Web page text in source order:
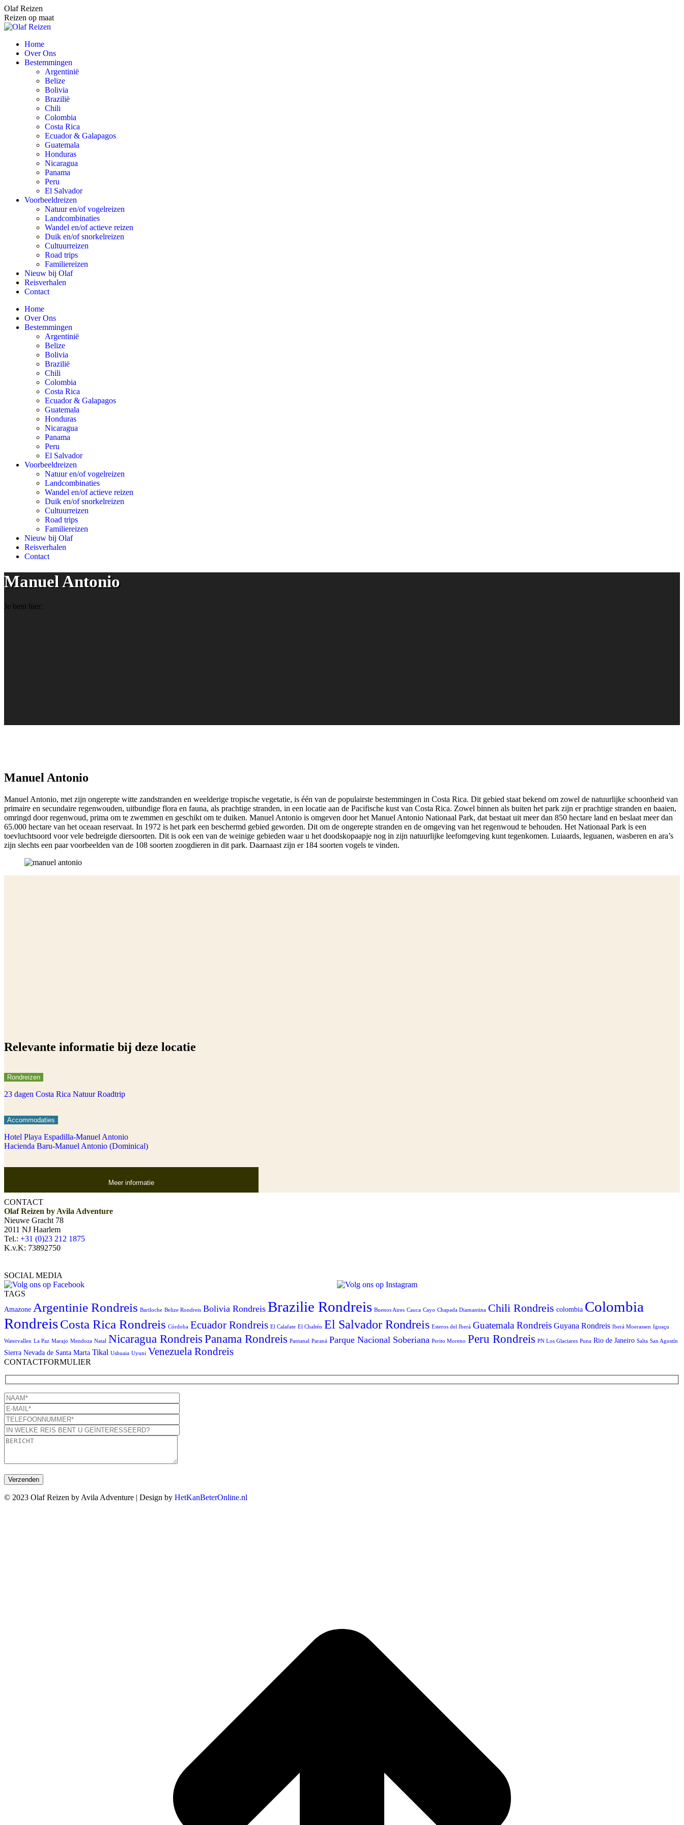
Spring
naar
content
Olaf Reizen
Reizen op maat
Home
Over Ons
Bestemmingen
Argentinië
Belize
Bolivia
Brazilië
Chili
Colombia
Costa Rica
Ecuador & Galapagos
Guatemala
Honduras
Nicaragua
Panama
Peru
El Salvador
Voorbeeldreizen
Natuur en/of vogelreizen
Landcombinaties
Wandel en/of actieve reizen
Duik en/of snorkelreizen
Cultuurreizen
Road trips
Familiereizen
Nieuw bij Olaf
Reisverhalen
Contact
Home
Over Ons
Bestemmingen
Argentinië
Belize
Bolivia
Brazilië
Chili
Colombia
Costa Rica
Ecuador & Galapagos
Guatemala
Honduras
Nicaragua
Panama
Peru
El Salvador
Voorbeeldreizen
Natuur en/of vogelreizen
Landcombinaties
Wandel en/of actieve reizen
Duik en/of snorkelreizen
Cultuurreizen
Road trips
Familiereizen
Nieuw bij Olaf
Reisverhalen
Contact
Manuel Antonio
Je bent hier:
Manuel Antonio
Manuel Antonio, met zijn ongerepte witte zandstranden en weelderige tropische vegetatie, is één van de populairste bestemmingen in Costa Rica. Dit gebied staat bekend om zowel de natuurlijke schoonheid van
primaire en secundaire regenwouden, uitbundige flora en fauna, als prachtige stranden, in een locatie aan de Pacifische kust van Costa Rica. Zowel binnen als buiten het park zijn er prachtige stranden en baaien,
omringd door regenwoud, prima om te zwemmen en geschikt om te duiken. Manuel Antonio is omgeven door het Manuel Antonio Nationaal Park, dat bestaat uit meer dan 850 hectare land en beslaat meer dan
65.000 hectare van het oceaan reservaat. In 1972 is het park een beschermd gebied geworden. Dit om de ongerepte stranden en de omgeving van het regenwoud te behouden. Het Nationaal Park is een
toevluchtsoord voor vele bedreigde diersoorten. Dit is ook een van de weinige gebieden waar u het doodskopaapje nog in zijn natuurlijke leefomgeving kunt tegenkomen. Luiaards, leguanen, wasberen en ara’s
zijn slechts een paar voorbeelden van de 108 soorten zoogdieren in dit park. Daarnaast zijn er 184 soorten vogels te vinden.
Relevante informatie bij deze locatie
Rondreizen
23 dagen Costa Rica Natuur Roadtrip
Accommodaties
Hotel Playa Espadilla-Manuel Antonio
Hacienda Baru-Manuel Antonio (Dominical)
Meer informatie
CONTACT
Olaf Reizen by Avila Adventure
Nieuwe Gracht 78
2011 NJ Haarlem
Tel.: +31 (0)23 212 1875
K.v.K: 73892750
SOCIAL MEDIA
TAGS
Amazone Argentinie Rondreis Bariloche Belize Rondreis Bolivia Rondreis Brazilie Rondreis Buenos Aires Cauca Cayo Chapada Diamantina Chili Rondreis colombia Colombia
RondreisCosta Rica Rondreis Córdoba Ecuador Rondreis El Calafate El Chaltén El Salvador Rondreis Esteros del Iberá Guatemala Rondreis Guyana Rondreis Iberá Moerassen Iguaçu
Watervallen La Paz Marajo Mendoza Natal Nicaragua Rondreis Panama Rondreis Pantanal Paraná Parque Nacional Soberiana Perito Moreno Peru Rondreis PN Los Glaciares Puna Rio de Janeiro Salta San Agustín
Sierra Nevada de Santa Marta Tikal Ushuaia Uyuni Venezuela Rondreis
CONTACTFORMULIER
© 2023 Olaf Reizen by Avila Adventure | Design by HetKanBeterOnline.nl